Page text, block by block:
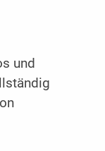
und